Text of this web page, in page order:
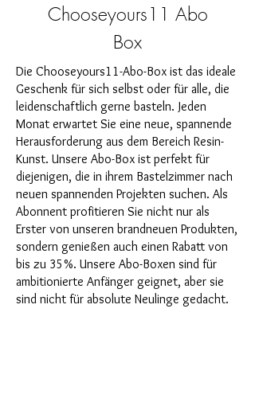
Chooseyours11 Abo
Box
Die Chooseyours11-Abo-Box ist das ideale
Geschenk für sich selbst oder für alle, die
leidenschaftlich gerne basteln. Jeden
Monat erwartet Sie eine neue, spannende
Herausforderung aus dem Bereich Resin-
Kunst. Unsere Abo-Box ist perfekt für
diejenigen, die in ihrem Bastelzimmer nach
neuen spannenden Projekten suchen. Als
Abonnent profitieren Sie nicht nur als
Erster von unseren brandneuen Produkten,
sondern genießen auch einen Rabatt von
bis zu 35%. Unsere Abo-Boxen sind für
ambitionierte Anfänger geignet, aber sie
sind nicht für absolute Neulinge gedacht.